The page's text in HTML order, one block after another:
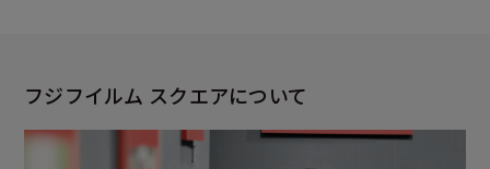
フジフイルム スクエアについて